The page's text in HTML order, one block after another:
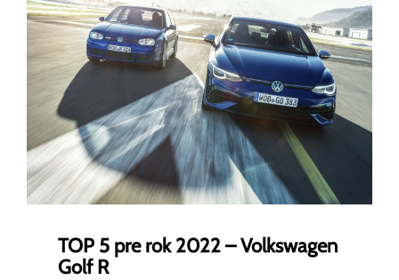
TOP 5 pre rok 2022 – Volkswagen
Golf R